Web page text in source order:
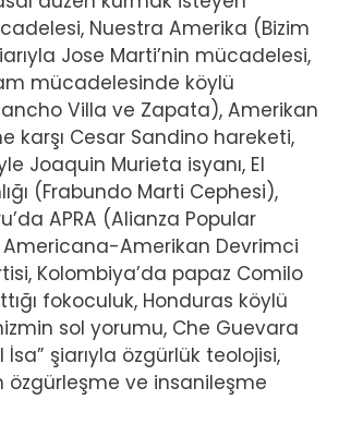
Nuestra Amerika (Bizim
Jose Marti’nin mücadelesi,
mücadelesinde köylü
Villa ve Zapata), Amerikan
karşı Cesar Sandino hareketi,
Joaquin Murieta isyanı, El
(Frabundo Marti Cephesi),
APRA (Alianza Popular
Americana-Amerikan Devrimci
Kolombiya’da papaz Comilo
fokoculuk, Honduras köylü
sol yorumu, Che Guevara
İsa” şiarıyla özgürlük teolojisi,
özgürleşme ve insanileşme